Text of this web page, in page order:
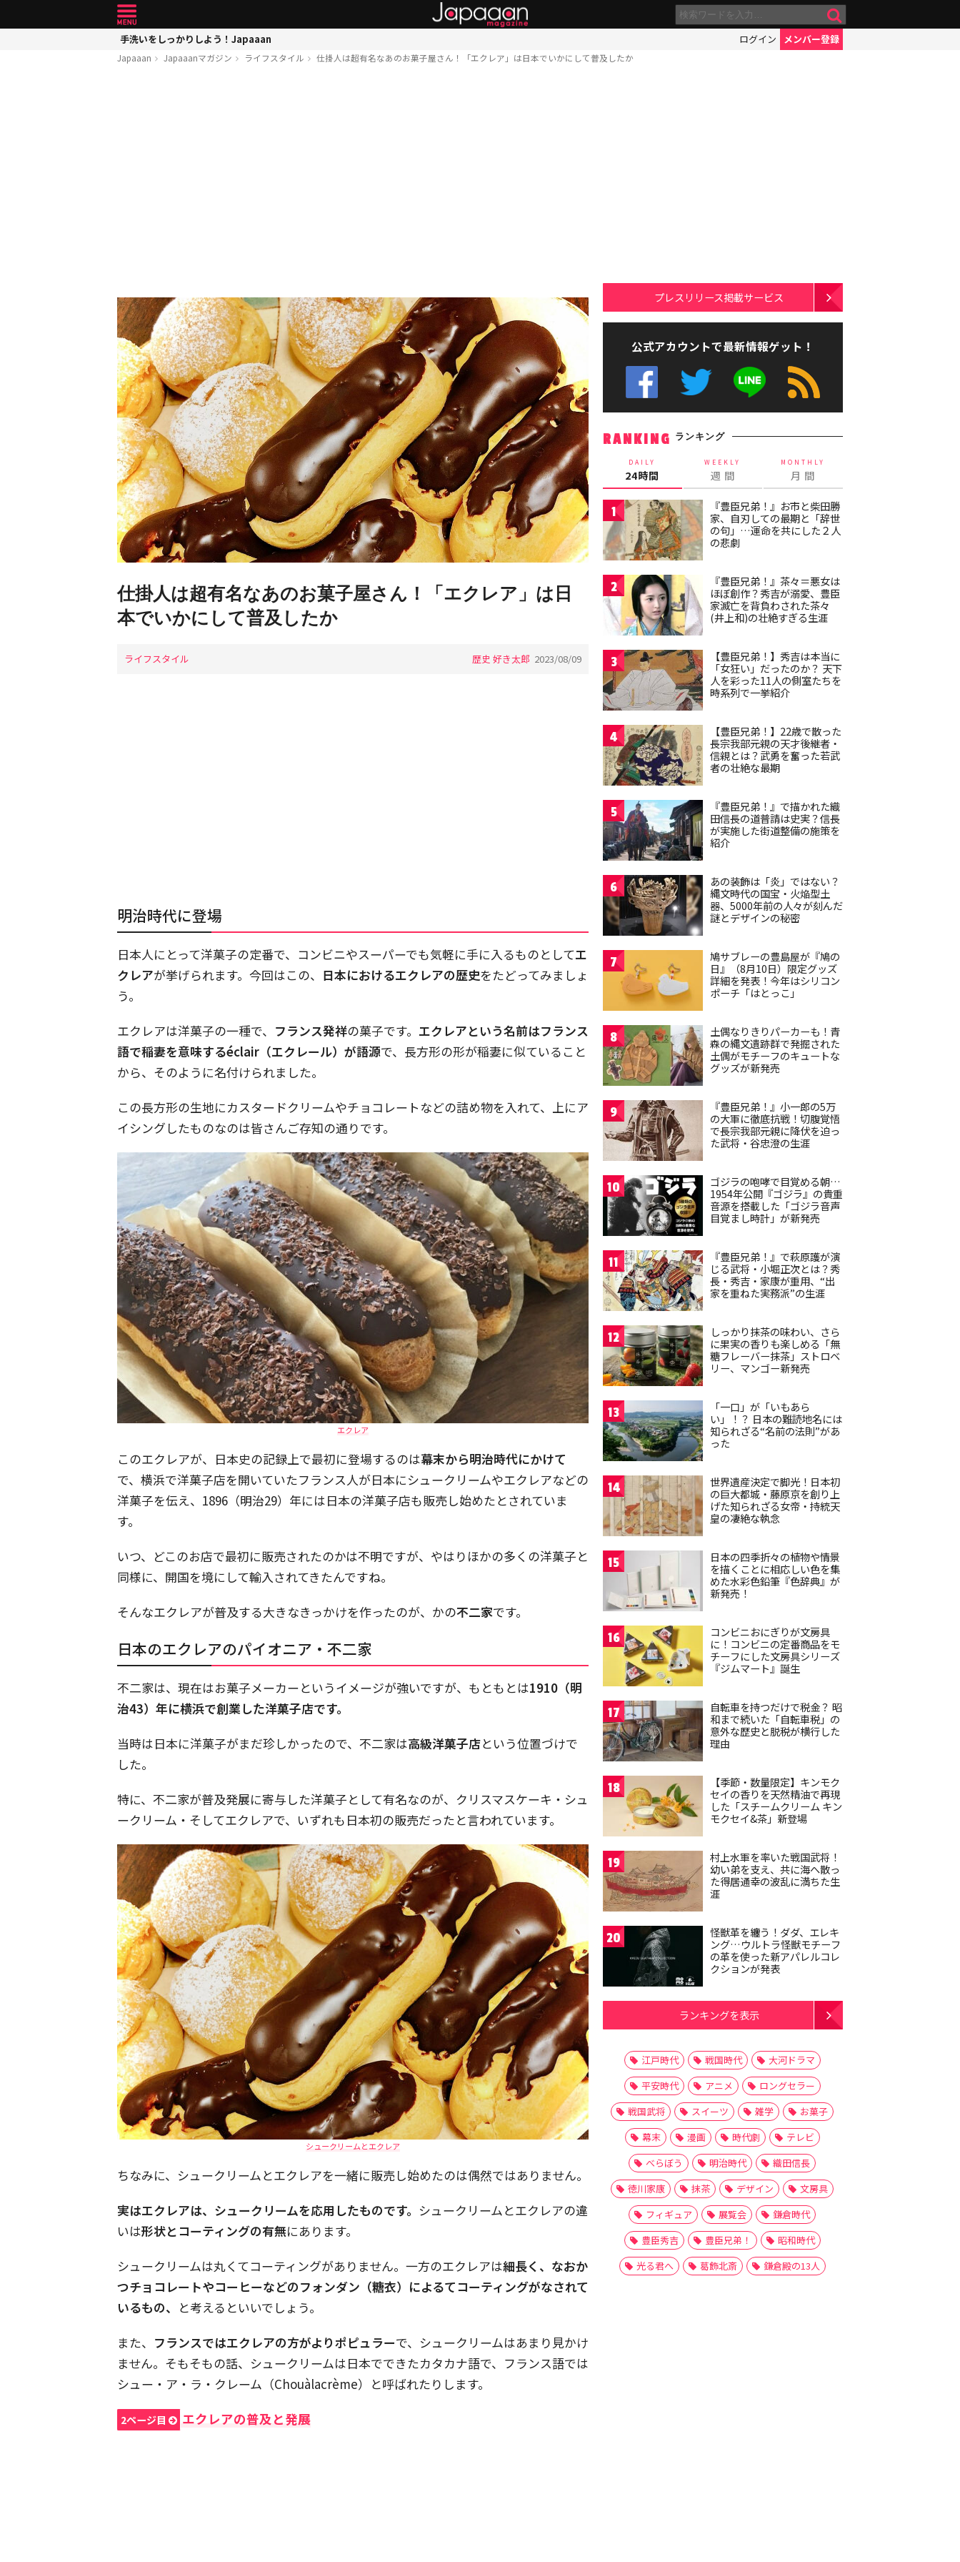
手洗いをしっかりしよう！Japaaan ログイン メンバー登録
Japaaan Japaaanマガジン ライフスタイル 仕掛人は超有名なあのお菓子屋さん！「エクレア」は日本でいかにして普及したか
仕掛人は超有名なあのお菓子屋さん！「エクレア」は日
本でいかにして普及したか
ライフスタイル 歴史 好き太郎 2023/08/09
明治時代に登場
日本人にとって洋菓子の定番で、コンビニやスーパーでも気軽に手に入るものとしてエ
クレアが挙げられます。今回はこの、 日本におけるエクレアの歴史をたどってみましょ
う。
エクレアは洋菓子の一種で、 フランス発祥の菓子です。 エクレアという名前はフランス
語で稲妻を意味するéclair（エクレール）が語源で、長方形の形が稲妻に似ていること
から、そのように名付けられました。
この長方形の生地にカスタードクリームやチョコレートなどの詰め物を入れて、上にア
イシングしたものなのは皆さんご存知の通りです。
エクレア
このエクレアが、日本史の記録上で最初に登場するのは幕末から明治時代にかけて
で、横浜で洋菓子店を開いていたフランス人が日本にシュークリームやエクレアなどの
洋菓子を伝え、1896（明治29）年には日本の洋菓子店も販売し始めたとされていま
す。
いつ、どこのお店で最初に販売されたのかは不明ですが、やはりほかの多くの洋菓子と
同様に、開国を境にして輸入されてきたんですね。
そんなエクレアが普及する大きなきっかけを作ったのが、かの不二家です。
日本のエクレアのパイオニア・不二家
不二家は、現在はお菓子メーカーというイメージが強いですが、もともとは1910（明
治43）年に横浜で創業した洋菓子店です。
当時は日本に洋菓子がまだ珍しかったので、不二家は高級洋菓子店という位置づけで
した。
特に、不二家が普及発展に寄与した洋菓子として有名なのが、クリスマスケーキ・シュ
ークリーム・そしてエクレアで、いずれも日本初の販売だったと言われています。
シュークリームとエクレア
ちなみに、シュークリームとエクレアを一緒に販売し始めたのは偶然ではありません。
実はエクレアは、シュークリームを応用したものです。 シュークリームとエクレアの違
いは形状とコーティングの有無にあります。
シュークリームは丸くてコーティングがありません。一方のエクレアは細長く、なおか
つチョコレートやコーヒーなどのフォンダン（糖衣）によるてコーティングがなされて
いるもの、 と考えるといいでしょう。
また、 フランスではエクレアの方がよりポピュラーで、シュークリームはあまり見かけ
ません。そもそもの話、シュークリームは日本でできたカタカナ語で、フランス語では
シュー・ア・ラ・クレーム（Chouàlacrème）と呼ばれたりします。
2ページ目 エクレアの普及と発展
プレスリリース掲載サービス
公式アカウントで最新情報ゲット！
RANKING ランキング
DAILY
24時間
WEEKLY
週 間
MONTHLY
月 間
1
『豊臣兄弟！』お市と柴田勝
家、自刃しての最期と「辞世
の句」…運命を共にした２人
の悲劇
2
『豊臣兄弟！』茶々＝悪女は
ほぼ創作？秀吉が溺愛、豊臣
家滅亡を背負わされた茶々
(井上和)の壮絶すぎる生涯
3
【豊臣兄弟！】秀吉は本当に
「女狂い」だったのか？ 天下
人を彩った11人の側室たちを
時系列で一挙紹介
4
【豊臣兄弟！】22歳で散った
長宗我部元親の天才後継者・
信親とは？武勇を奮った若武
者の壮絶な最期
5
『豊臣兄弟！』で描かれた織
田信長の道普請は史実？信長
が実施した街道整備の施策を
紹介
6
あの装飾は「炎」ではない？
縄文時代の国宝・火焔型土
器、5000年前の人々が刻んだ
謎とデザインの秘密
7
鳩サブレーの豊島屋が『鳩の
日』（8月10日）限定グッズ
詳細を発表！今年はシリコン
ポーチ「はとっこ」
8
土偶なりきりパーカーも！青
森の縄文遺跡群で発掘された
土偶がモチーフのキュートな
グッズが新発売
9
『豊臣兄弟！』小一郎の5万
の大軍に徹底抗戦！切腹覚悟
で長宗我部元親に降伏を迫っ
た武将・谷忠澄の生涯
10
ゴジラの咆哮で目覚める朝…
1954年公開『ゴジラ』の貴重
音源を搭載した「ゴジラ音声
目覚まし時計」が新発売
11
『豊臣兄弟！』で萩原護が演
じる武将・小堀正次とは？秀
長・秀吉・家康が重用、“出
家を重ねた実務派”の生涯
12
しっかり抹茶の味わい、さら
に果実の香りも楽しめる「無
糖フレーバー抹茶」ストロベ
リー、マンゴー新発売
13
「一口」が「いもあら
い」！？ 日本の難読地名には
知られざる“名前の法則”があ
った
14
世界遺産決定で脚光！日本初
の巨大都城・藤原京を創り上
げた知られざる女帝・持統天
皇の凄絶な執念
15
日本の四季折々の植物や情景
を描くことに相応しい色を集
めた水彩色鉛筆『色辞典』が
新発売！
16
コンビニおにぎりが文房具
に！コンビニの定番商品をモ
チーフにした文房具シリーズ
『ジムマート』誕生
17
自転車を持つだけで税金？ 昭
和まで続いた「自転車税」の
意外な歴史と脱税が横行した
理由
18
【季節・数量限定】キンモク
セイの香りを天然精油で再現
した「スチームクリーム キン
モクセイ&茶」新登場
19
村上水軍を率いた戦国武将！
幼い弟を支え、共に海へ散っ
た得居通幸の波乱に満ちた生
涯
20
怪獣革を纏う！ダダ、エレキ
ング…ウルトラ怪獣モチーフ
の革を使った新アパレルコレ
クションが発表
ランキングを表示
江戸時代 戦国時代
大河ドラマ
平安時代
アニメ
ロングセラー
戦国武将
スイーツ 雑学
お菓子
幕末
漫画 時代劇
テレビ
べらぼう
明治時代
織田信長
徳川家康
抹茶 デザイン
文房具
フィギュア
展覧会
鎌倉時代
豊臣秀吉
豊臣兄弟！
昭和時代
光る君へ
葛飾北斎 鎌倉殿の13人